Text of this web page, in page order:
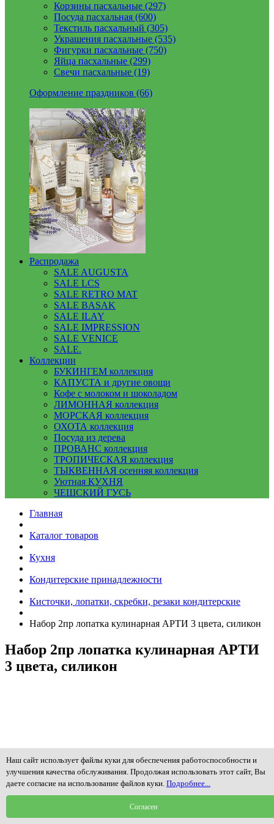
Корзины пасхальные (297)
Посуда пасхальная (600)
Текстиль пасхальный (305)
Украшения пасхальные (535)
Фигурки пасхальные (750)
Яйца пасхальные (299)
Свечи пасхальные (19)
Оформление праздников (66)
Распродажа
SALE AUGUSTA
SALE LCS
SALE RETRO MAT
SALE BASAK
SALE ILAY
SALE IMPRESSION
SALE VENICE
SALE.
Коллекции
БУКИНГЕМ коллекция
КАПУСТА и другие овощи
Кофе с молоком и шоколадом
ЛИМОННАЯ коллекция
МОРСКАЯ коллекция
ОХОТА коллекция
Посуда из дерева
ПРОВАНС коллекция
ТРОПИЧЕСКАЯ коллекция
ТЫКВЕННАЯ осенняя коллекция
Уютная КУХНЯ
ЧЕШСКИЙ ГУСЬ
Главная
Каталог товаров
Кухня
Кондитерские принадлежности
Кисточки, лопатки, скребки, резаки кондитерские
Набор 2пр лопатка кулинарная АРТИ 3 цвета, силикон
Набор 2пр лопатка кулинарная АРТИ
3 цвета, силикон
Наш сайт использует файлы куки для обеспечения работоспособности и
улучшения качества обслуживания. Продолжая использовать этот сайт, Вы
даете согласие на использование файлов куки. Подробнее...
Согласен